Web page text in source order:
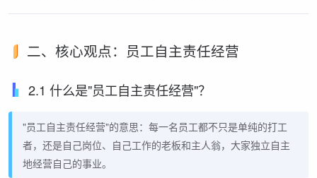
二、核心观点：员工自主责任经营
2.1 什么是"员工自主责任经营"？
"员工自主责任经营"的意思：每一名员工都不只是单纯的打工
者，还是自己岗位、自己工作的老板和主人翁，大家独立自主
地经营自己的事业。